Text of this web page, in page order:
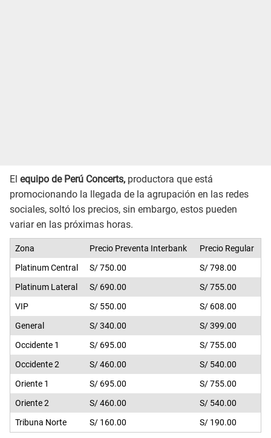
El equipo de Perú Concerts, productora que está
promocionando la llegada de la agrupación en las redes
sociales, soltó los precios, sin embargo, estos pueden
variar en las próximas horas.
Zona Precio Preventa Interbank
Precio Regular
Platinum Central
S/ 750.00
S/ 798.00
Platinum Lateral
S/ 690.00
S/ 755.00
VIP
S/ 550.00
S/ 608.00
General
S/ 340.00
S/ 399.00
Occidente 1
S/ 695.00
S/ 755.00
Occidente 2
S/ 460.00
S/ 540.00
Oriente 1
S/ 695.00
S/ 755.00
Oriente 2
S/ 460.00
S/ 540.00
Tribuna Norte
S/ 160.00 S/ 190.00